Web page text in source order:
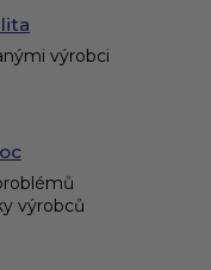
výrobci
výrobců